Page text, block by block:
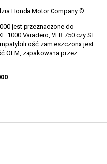
Honda Motor Company ®.
jest przeznaczone do
1000 Varadero, VFR 750 czy ST
zamieszczona jest
OEM, zapakowana przez